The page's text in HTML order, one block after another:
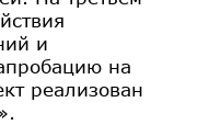
и
на
реализован